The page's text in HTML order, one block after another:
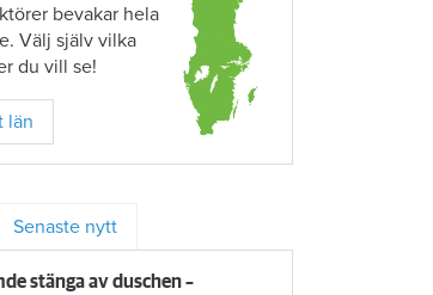
bevakar hela
Välj själv vilka
du vill se!
län
Senaste nytt
stänga av duschen –